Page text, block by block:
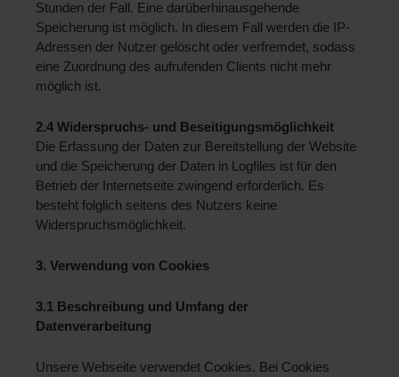
Stunden der Fall. Eine darüberhinausgehende
Speicherung ist möglich. In diesem Fall werden die IP-
Adressen der Nutzer gelöscht oder verfremdet, sodass
eine Zuordnung des aufrufenden Clients nicht mehr
möglich ist.
2.4 Widerspruchs- und Beseitigungsmöglichkeit
Die Erfassung der Daten zur Bereitstellung der Website
und die Speicherung der Daten in Logfiles ist für den
Betrieb der Internetseite zwingend erforderlich. Es
besteht folglich seitens des Nutzers keine
Widerspruchsmöglichkeit.
3. Verwendung von Cookies
3.1 Beschreibung und Umfang der
Datenverarbeitung
Unsere Webseite verwendet Cookies. Bei Cookies